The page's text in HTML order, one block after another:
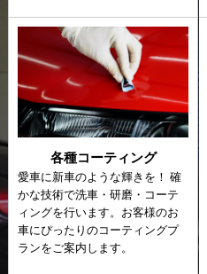
各種コーティング
愛車に新車のような輝きを！ 確
かな技術で洗車・研磨・コーテ
ィングを行います。お客様のお
⾞にぴったりのコーティングプ
ランをご案内します。